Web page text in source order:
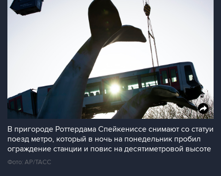
В пригороде Роттердама Спейкениссе снимают со статуи
поезд метро, который в ночь на понедельник пробил
ограждение станции и повис на десятиметровой высоте
Фото: AP/ТАСС